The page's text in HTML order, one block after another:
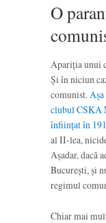
O
Apariția unui
Și în niciun
comunist.
clubul CSKA
înființat în
al II-lea,
Așadar, dacă
București, și
regimul
Chiar mai